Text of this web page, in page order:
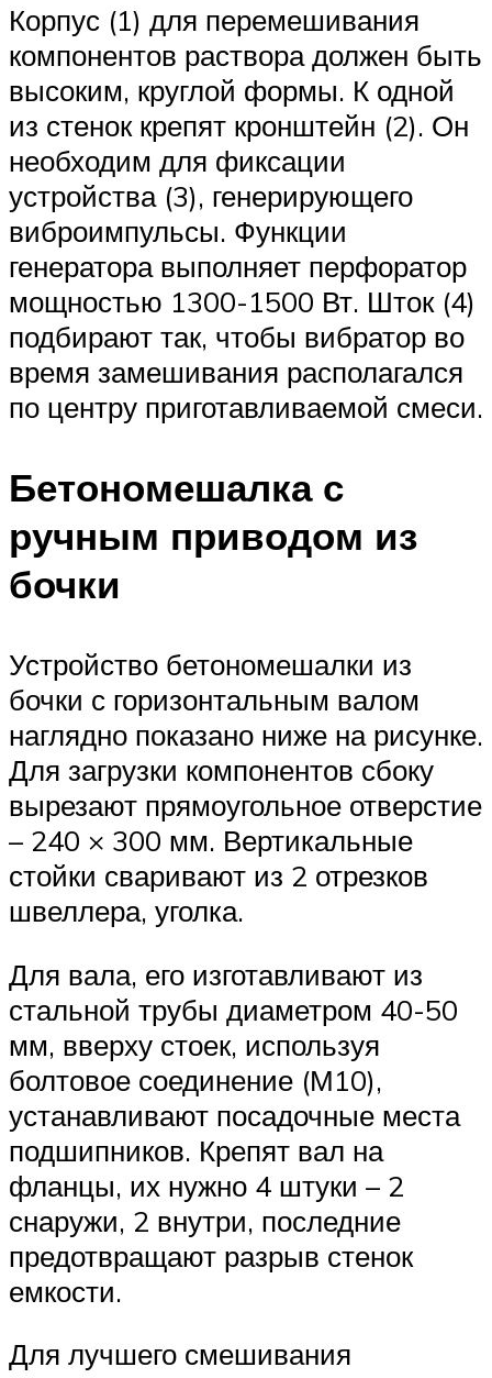
Корпус (1) для перемешивания
компонентов раствора должен быть
высоким, круглой формы. К одной
из стенок крепят кронштейн (2). Он
необходим для фиксации
устройства (3), генерирующего
виброимпульсы. Функции
генератора выполняет перфоратор
мощностью 1300-1500 Вт. Шток (4)
подбирают так, чтобы вибратор во
время замешивания располагался
по центру приготавливаемой смеси.
Бетономешалка с
ручным приводом из
бочки
Устройство бетономешалки из
бочки с горизонтальным валом
наглядно показано ниже на рисунке.
Для загрузки компонентов сбоку
вырезают прямоугольное отверстие
– 240 × 300 мм. Вертикальные
стойки сваривают из 2 отрезков
швеллера, уголка.
Для вала, его изготавливают из
стальной трубы диаметром 40-50
мм, вверху стоек, используя
болтовое соединение (М10),
устанавливают посадочные места
подшипников. Крепят вал на
фланцы, их нужно 4 штуки – 2
снаружи, 2 внутри, последние
предотвращают разрыв стенок
емкости.
Для лучшего смешивания